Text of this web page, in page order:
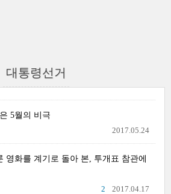
대통령선거
5월의 비극
2017.05.24
영화를 계기로 돌아 본, 투개표 참관에
2017.04.17
2